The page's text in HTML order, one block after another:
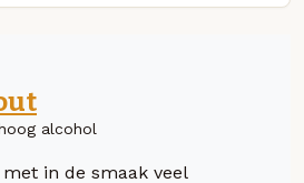
alcohol
in de smaak veel